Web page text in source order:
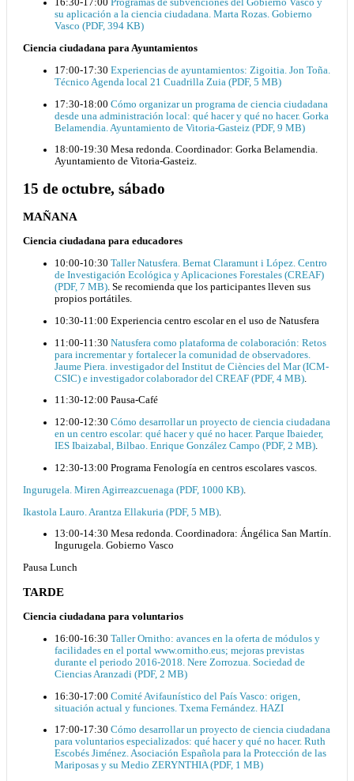
16:30-17:00 Programas de subvenciones del Gobierno Vasco y
su aplicación a la ciencia ciudadana. Marta Rozas. Gobierno
Vasco (PDF, 394 KB)
Ciencia ciudadana para Ayuntamientos
17:00-17:30 Experiencias de ayuntamientos: Zigoitia. Jon Toña.
Técnico Agenda local 21 Cuadrilla Zuia (PDF, 5 MB)
17:30-18:00 Cómo organizar un programa de ciencia ciudadana
desde una administración local: qué hacer y qué no hacer. Gorka
Belamendia. Ayuntamiento de Vitoria-Gasteiz (PDF, 9 MB)
18:00-19:30 Mesa redonda. Coordinador: Gorka Belamendia.
Ayuntamiento de Vitoria-Gasteiz.
15 de octubre, sábado
MAÑANA
Ciencia ciudadana para educadores
10:00-10:30 Taller Natusfera. Bernat Claramunt i López. Centro
de Investigación Ecológica y Aplicaciones Forestales (CREAF)
(PDF, 7 MB). Se recomienda que los participantes lleven sus
propios portátiles.
10:30-11:00 Experiencia centro escolar en el uso de Natusfera
11:00-11:30 Natusfera como plataforma de colaboración: Retos
para incrementar y fortalecer la comunidad de observadores.
Jaume Piera. investigador del Institut de Ciències del Mar (ICM-
CSIC) e investigador colaborador del CREAF (PDF, 4 MB)
11:30-12:00 Pausa-Café
12:00-12:30 Cómo desarrollar un proyecto de ciencia ciudadana
en un centro escolar: qué hacer y qué no hacer. Parque Ibaieder,
IES Ibaizabal, Bilbao. Enrique González Campo (PDF, 2 MB).
12:30-13:00 Programa Fenología en centros escolares vascos.
Ingurugela. Miren Agirreazcuenaga (PDF, 1000 KB)
Ikastola Lauro. Arantza Ellakuria (PDF, 5 MB)
13:00-14:30 Mesa redonda. Coordinadora: Ángélica San Martín.
Ingurugela. Gobierno Vasco
Pausa Lunch
TARDE
Ciencia ciudadana para voluntarios
16:00-16:30 Taller Ornitho: avances en la oferta de módulos y
facilidades en el portal www.ornitho.eus; mejoras previstas
durante el periodo 2016-2018. Nere Zorrozua. Sociedad de
Ciencias Aranzadi (PDF, 2 MB)
16:30-17:00 Comité Avifaunístico del País Vasco: origen,
situación actual y funciones. Txema Fernández. HAZI
17:00-17:30 Cómo desarrollar un proyecto de ciencia ciudadana
para voluntarios especializados: qué hacer y qué no hacer. Ruth
Escobés Jiménez. Asociación Española para la Protección de las
Mariposas y su Medio ZERYNTHIA (PDF, 1 MB)